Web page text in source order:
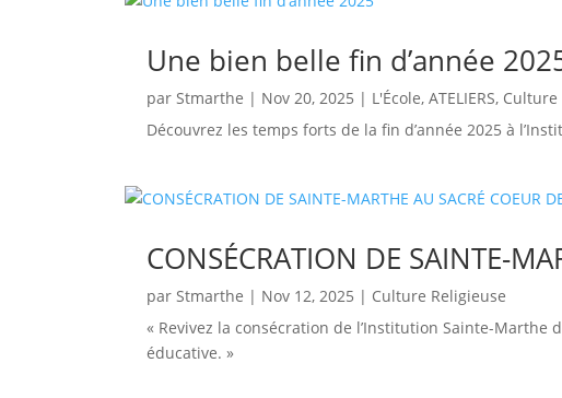
Une bien belle fin d’année
par Stmarthe | Nov 20, 2025 | L'École,ATELIERS, Culture
Découvrez les temps forts de la fin d’année 2025 à
CONSÉCRATION DE SAINTE-
par Stmarthe | Nov 12, 2025 | Culture Religieuse
« Revivez la consécration de l’Institution Sainte-
éducative. »